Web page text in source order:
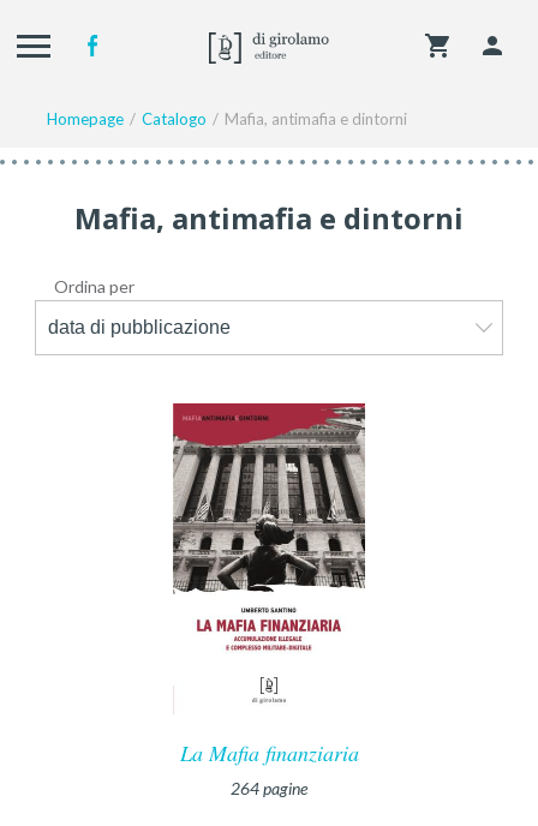
Homepage Catalogo Mafia, antimafia e dintorni
Mafia, antimafia e dintorni
Ordina per
data di pubblicazione
La Mafia finanziaria
264pagine